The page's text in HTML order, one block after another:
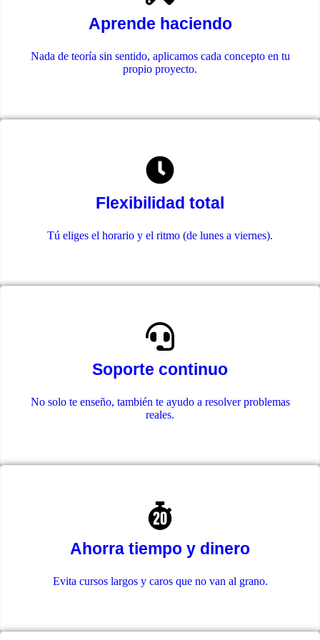
Aprende haciendo
Nada de teoría sin sentido, aplicamos cada concepto en tu
propio proyecto.
Flexibilidad total
Tú eliges el horario y el ritmo (de lunes a viernes).
Soporte continuo
No solo te enseño, también te ayudo a resolver problemas
reales.
Ahorra tiempo y dinero
Evita cursos largos y caros que no van al grano.